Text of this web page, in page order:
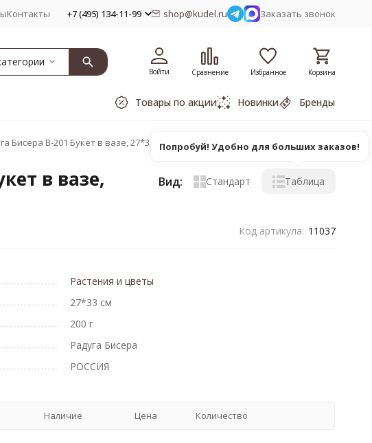
Контакты +7 (495) 134-11-99 shop@kudel.ru Заказать звонок
Войти Сравнение Избранное Корзина
Товары по акции Новинки Бренды
Бисера В-201 Букет в вазе, 27*33 см
в вазе,
Вид: Стандарт Таблица
Код артикула: 11037
Растения и цветы
27*33 см
200 г
Радуга Бисера
РОССИЯ
Наличие Цена Количество
Попробуй! Удобно для больших заказов!